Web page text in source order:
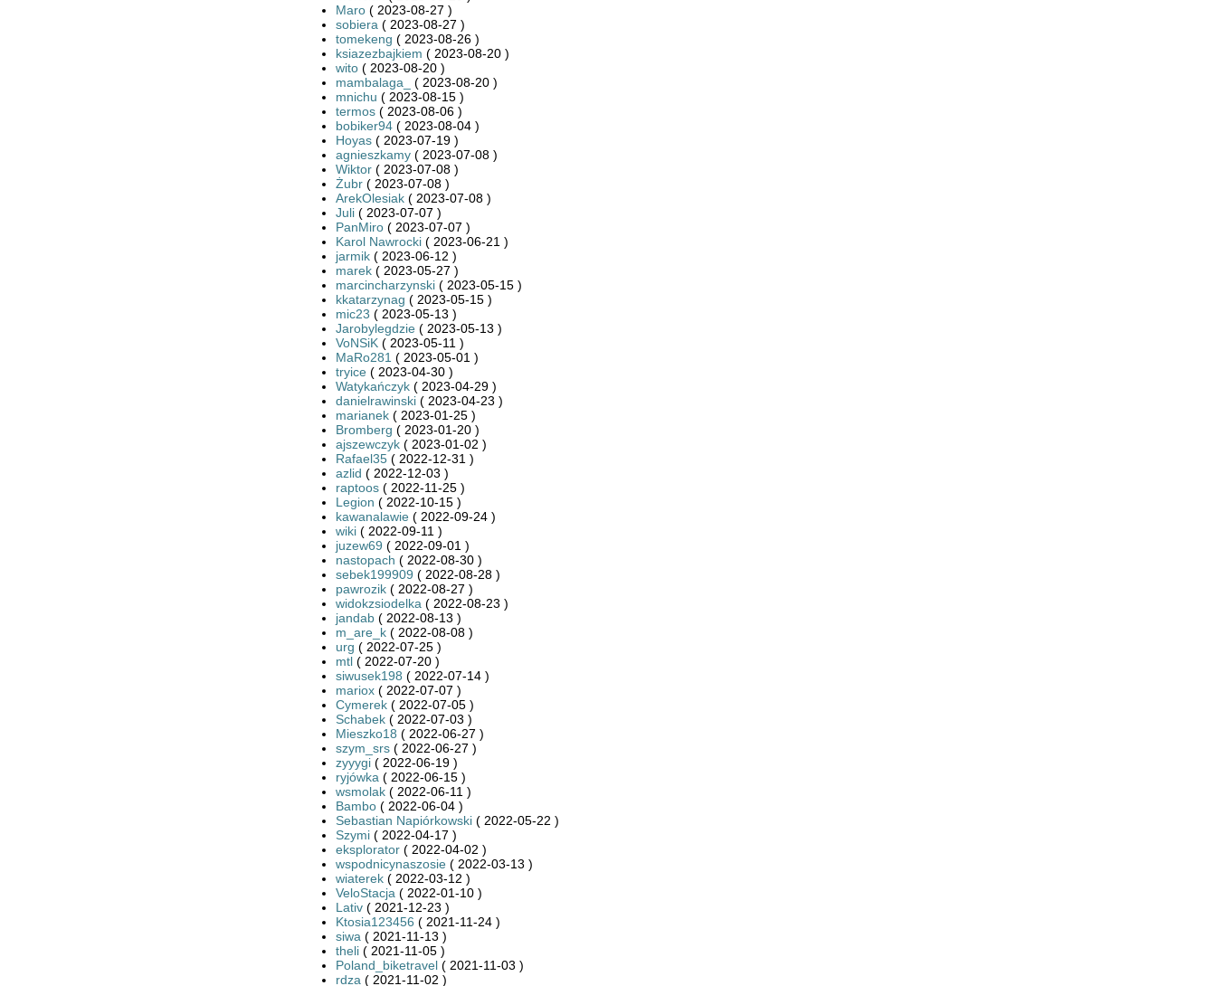
Maro( 2023-08-27 )
sobiera ( 2023-08-27 )
tomekeng ( 2023-08-26 )
ksiazezbajkiem ( 2023-08-20 )
wito( 2023-08-20 )
mambalaga_
( 2023-08-20 )
mnichu ( 2023-08-15 )
termos( 2023-08-06 )
bobiker94( 2023-08-04 )
Hoyas( 2023-07-19 )
agnieszkamy( 2023-07-08 )
Wiktor( 2023-07-08 )
Żubr( 2023-07-08 )
ArekOlesiak( 2023-07-08 )
Juli( 2023-07-07 )
PanMiro( 2023-07-07 )
Karol Nawrocki( 2023-06-21 )
jarmik( 2023-06-12 )
marek( 2023-05-27 )
marcincharzynski( 2023-05-15 )
kkatarzynag ( 2023-05-15 )
mic23 ( 2023-05-13 )
Jarobylegdzie( 2023-05-13 )
VoNSiK( 2023-05-11 )
MaRo281 ( 2023-05-01 )
tryice( 2023-04-30 )
Watykańczyk( 2023-04-29 )
danielrawinski( 2023-04-23 )
marianek( 2023-01-25 )
Bromberg ( 2023-01-20 )
ajszewczyk( 2023-01-02 )
Rafael35( 2022-12-31 )
azlid ( 2022-12-03 )
raptoos( 2022-11-25 )
Legion ( 2022-10-15 )
kawanalawie( 2022-09-24 )
wiki( 2022-09-11 )
juzew69 ( 2022-09-01 )
nastopach ( 2022-08-30 )
sebek199909 ( 2022-08-28 )
pawrozik( 2022-08-27 )
widokzsiodelka ( 2022-08-23 )
jandab( 2022-08-13 )
m_are_k( 2022-08-08 )
urg ( 2022-07-25 )
mtl( 2022-07-20 )
siwusek198 ( 2022-07-14 )
mariox( 2022-07-07 )
Cymerek( 2022-07-05 )
Schabek( 2022-07-03 )
Mieszko18 ( 2022-06-27 )
szym_srs( 2022-06-27 )
zyyygi( 2022-06-19 )
ryjówka ( 2022-06-15 )
wsmolak( 2022-06-11 )
Bambo( 2022-06-04 )
Sebastian Napiórkowski ( 2022-05-22 )
Szymi( 2022-04-17 )
eksplorator( 2022-04-02 )
wspodnicynaszosie( 2022-03-13 )
wiaterek( 2022-03-12 )
VeloStacja ( 2022-01-10 )
Lativ( 2021-12-23 )
Ktosia123456 ( 2021-11-24 )
siwa ( 2021-11-13 )
theli( 2021-11-05 )
Poland_biketravel( 2021-11-03 )
rdza ( 2021-11-02 )